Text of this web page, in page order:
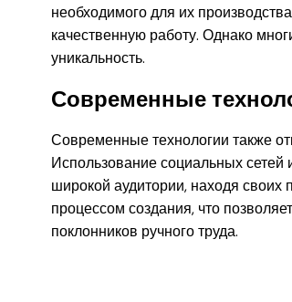
необходимого для их
качественную работу. Однако
уникальность.
Современные
Современные технологии также
Использование социальных сетей
широкой аудитории, находя своих
процессом создания, что
поклонников ручного труда.